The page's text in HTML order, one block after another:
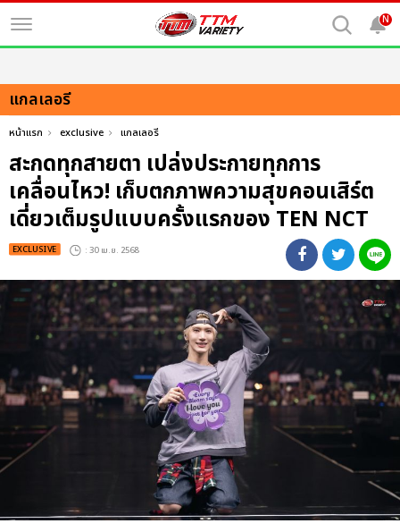
N
แกลเลอรี
หน้าแรก exclusive แกลเลอรี
สะกดทุกสายตา เปล่งประกายทุกการ
เคลื่อนไหว! เก็บตกภาพความสุขคอนเสิร์ต
เดี่ยวเต็มรูปแบบครั้งแรกของ TEN NCT
EXCLUSIVE : 30 เม.ย. 2568